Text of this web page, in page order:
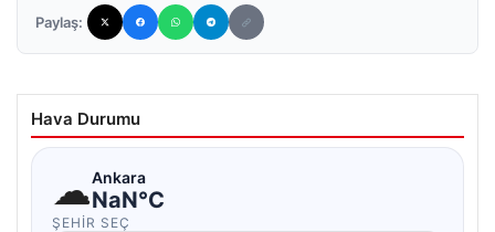
Paylaş:
Hava Durumu
☁Ankara
NaN°C
ŞEHIR SEÇ